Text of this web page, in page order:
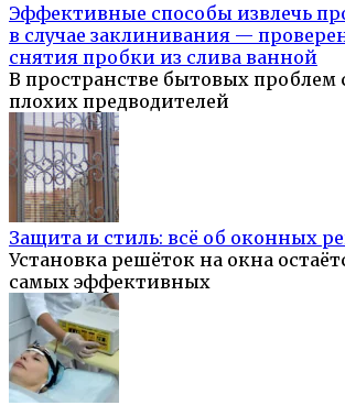
Эффективные способы извлечь
в случае заклинивания —
снятия пробки из слива ванной
В пространстве бытовых проблем
плохих предводителей
Защита и стиль: всё об оконных
Установка решёток на окна
самых эффективных